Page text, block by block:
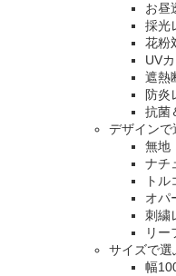
お昼
採光
花粉
UV
遮熱
防炎
抗菌
デザインで
無地
ナチ
ト
オパ
刺繍
リー
サイズで選
幅